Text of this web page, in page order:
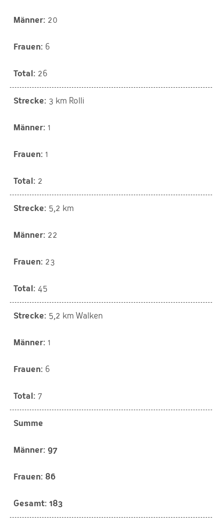
20
6
26
3 km Rolli
1
1
2
5,2 km
22
23
45
5,2 km Walken
1
6
7
Summe
97
86
183